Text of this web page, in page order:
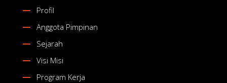
Profil
Anggota Pimpinan
Sejarah
Visi Misi
Program Kerja